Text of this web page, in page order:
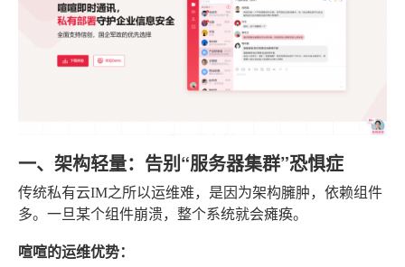
一、架构轻量：告别“服务器集群”恐惧症
传统私有云IM之所以运维难，是因为架构臃肿，依赖组件
多。一旦某个组件崩溃，整个系统就会瘫痪。
喧喧的运维优势：